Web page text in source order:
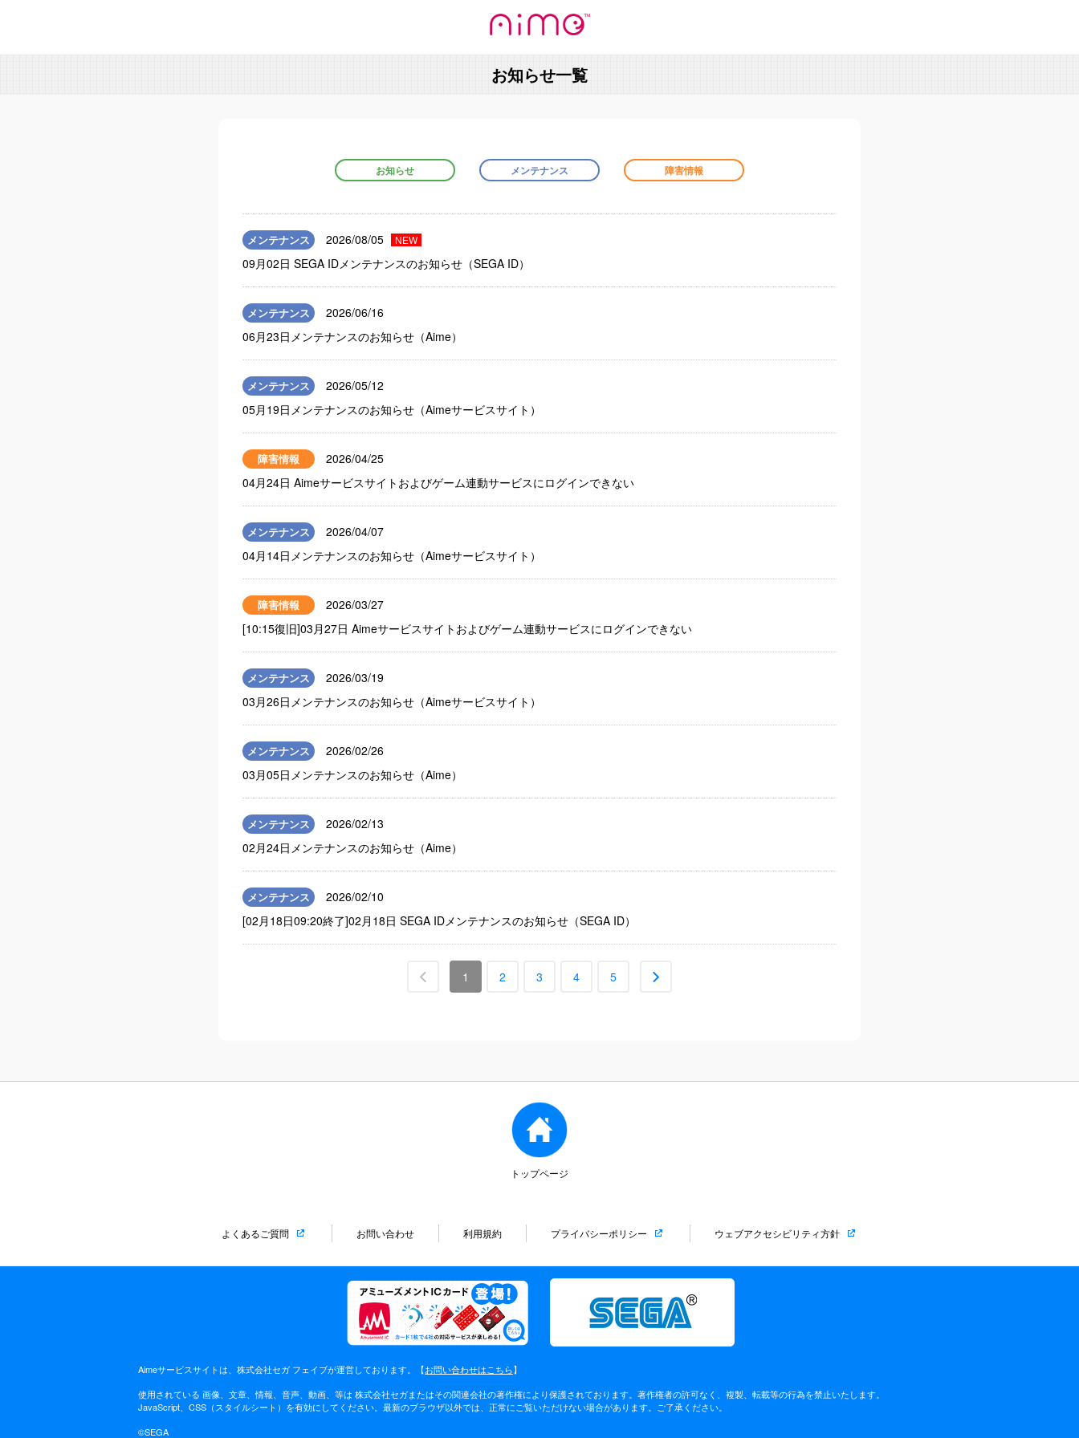
お知らせ一覧
お知らせ メンテナンス 障害情報
メンテナンス
2026/08/05
09月02日 SEGA IDメンテナンスのお知らせ（SEGA ID）
メンテナンス
2026/06/16
06月23日メンテナンスのお知らせ（Aime）
メンテナンス
2026/05/12
05月19日メンテナンスのお知らせ（Aimeサービスサイト）
障害情報
2026/04/25
04月24日 Aimeサービスサイトおよびゲーム連動サービスにログインできない
メンテナンス
2026/04/07
04月14日メンテナンスのお知らせ（Aimeサービスサイト）
障害情報
2026/03/27
[10:15復旧]03月27日 Aimeサービスサイトおよびゲーム連動サービスにログインできない
メンテナンス
2026/03/19
03月26日メンテナンスのお知らせ（Aimeサービスサイト）
メンテナンス
2026/02/26
03月05日メンテナンスのお知らせ（Aime）
メンテナンス
2026/02/13
02月24日メンテナンスのお知らせ（Aime）
メンテナンス
2026/02/10
[02月18日09:20終了]02月18日 SEGA IDメンテナンスのお知らせ（SEGA ID）
1 2 3 4 5
トップページ
よくあるご質問 お問い合わせ 利用規約 プライバシーポリシー ウェブアクセシビリティ方針
Aimeサービスサイトは、株式会社セガ フェイブが運営しております。【お問い合わせはこちら】
使用されている 画像、文章、情報、音声、動画、等は 株式会社セガまたはその関連会社の著作権により保護されております。著作権者の許可なく、複製、転載等の行為を禁止いたします。
JavaScript、CSS（スタイルシート）を有効にしてください。最新のブラウザ以外では、正常にご覧いただけない場合があります。ご了承ください。
©SEGA